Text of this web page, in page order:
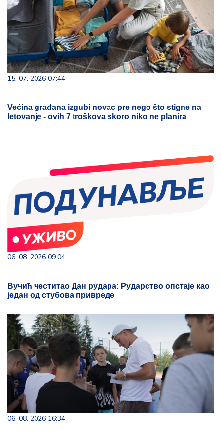
15. 07. 2026 07:44
Većina građana izgubi novac pre nego što stigne na
letovanje - ovih 7 troškova skoro niko ne planira
06. 08. 2026 09:04
Вучић честитао Дан рудара: Рударство опстаје као
један од стубова привреде
06. 08. 2026 16:34